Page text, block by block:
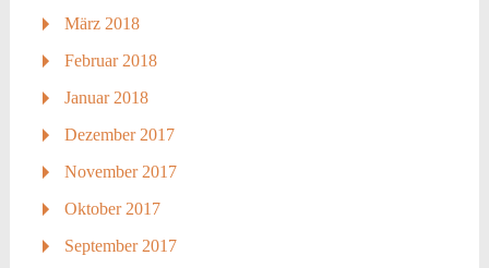
März 2018
Februar 2018
Januar 2018
Dezember 2017
November 2017
Oktober 2017
September 2017